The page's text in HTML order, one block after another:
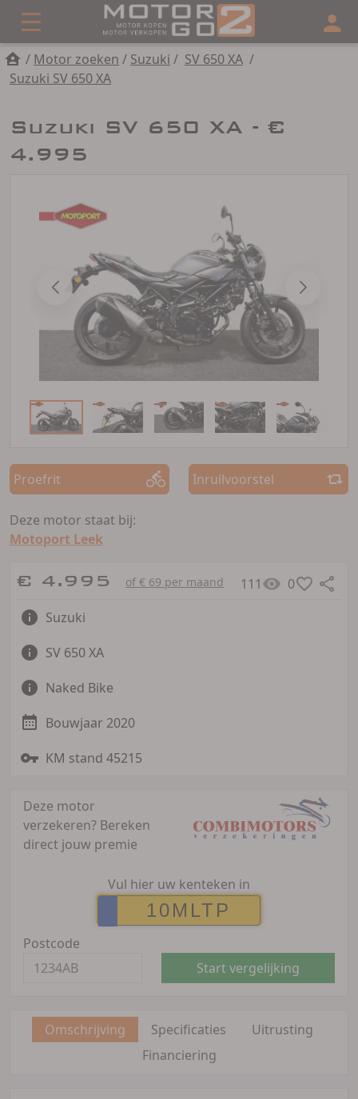
/ Motor zoeken / Suzuki / SV 650 XA /
Suzuki SV 650 XA
Suzuki SV 650 XA - €
4.995
Proefrit Inruilvoorstel
Deze motor staat bij:
Motoport Leek
€ 4.995 of € 69 per maand 111
0
Suzuki
SV 650 XA
Naked Bike
Bouwjaar 2020
KM stand 45215
Deze motor
verzekeren? Bereken
direct jouw premie
Vul hier uw kenteken in
Postcode
Start vergelijking
Omschrijving Specificaties
Uitrusting
Financiering